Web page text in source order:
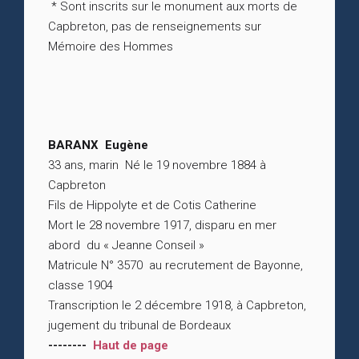
* Sont inscrits sur le monument aux morts de
Capbreton, pas de renseignements sur
Mémoire des Hommes
BARANX Eugène
33 ans, marin Né le 19 novembre 1884 à
Capbreton
Fils de Hippolyte et de Cotis Catherine
Mort le 28 novembre 1917, disparu en mer
abord du « Jeanne Conseil »
Matricule N° 3570 au recrutement de Bayonne,
classe 1904
Transcription le 2 décembre 1918, à Capbreton,
jugement du tribunal de Bordeaux
-------- Haut de page